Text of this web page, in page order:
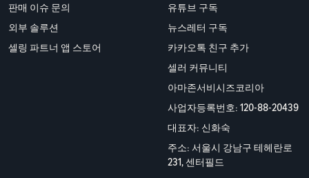
판매 이슈 문의
외부 솔루션
셀링 파트너 앱 스토어
유튜브 구독
뉴스레터 구독
카카오톡 친구 추가
셀러 커뮤니티
아마존서비시즈코리아
사업자등록번호: 120-88-20439
대표자: 신화숙
주소: 서울시 강남구 테헤란로
231, 센터필드